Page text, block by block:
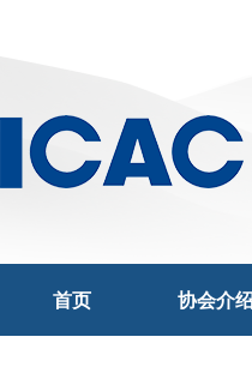
首页 协会介